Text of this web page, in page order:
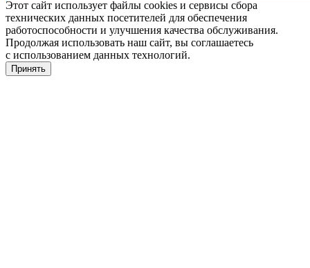
Этот сайт использует файлы cookies и сервисы сбора
технических данных посетителей для обеспечения
работоспособности и улучшения качества обслуживания.
Продолжая использовать наш сайт, вы соглашаетесь
с использованием данных технологий.
Принять